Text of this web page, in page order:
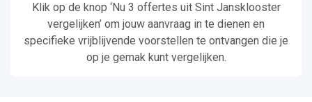
Klik op de knop ‘Nu 3 offertes uit Sint Jansklooster
vergelijken’ om jouw aanvraag in te dienen en
specifieke vrijblijvende voorstellen te ontvangen die je
op je gemak kunt vergelijken.